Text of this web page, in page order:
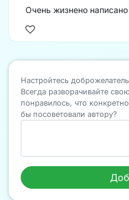
Очень жизнено
Настройтесь
Всегда разворачивайте
понравилось, что
бы посоветовали автору?